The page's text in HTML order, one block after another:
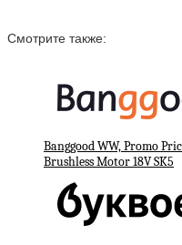
Смотрите также:
Banggood WW, Promo
Brushless Motor 18V SK5